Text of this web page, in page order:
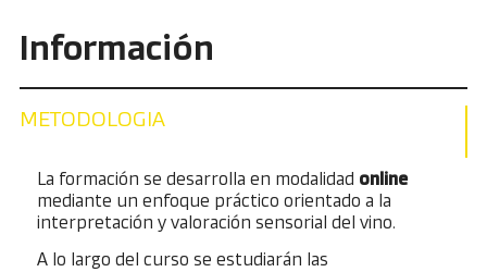
Información
METODOLOGIA
La formación se desarrolla en modalidad online
mediante un enfoque práctico orientado a la
interpretación y valoración sensorial del vino.
A lo largo del curso se estudiarán las